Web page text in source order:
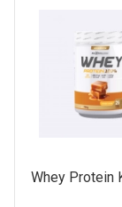
Whey Protein